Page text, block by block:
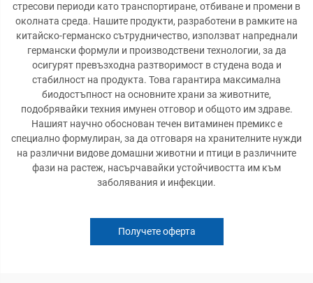
стресови периоди като транспортиране, отбиване и промени в
околната среда. Нашите продукти, разработени в рамките на
китайско-германско сътрудничество, използват напреднали
германски формули и производствени технологии, за да
осигурят превъзходна разтворимост в студена вода и
стабилност на продукта. Това гарантира максимална
биодостъпност на основните храни за животните,
подобрявайки техния имунен отговор и общото им здраве.
Нашият научно обоснован течен витаминен премикс е
специално формулиран, за да отговаря на хранителните нужди
на различни видове домашни животни и птици в различните
фази на растеж, насърчавайки устойчивостта им към
заболявания и инфекции.
Получете оферта